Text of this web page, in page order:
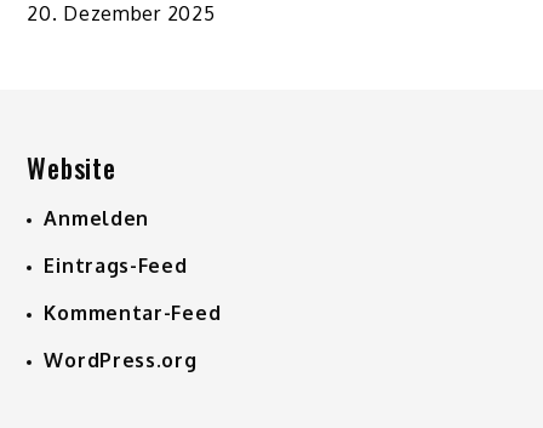
20. Dezember 2025
Website
Anmelden
Eintrags-Feed
Kommentar-Feed
WordPress.org